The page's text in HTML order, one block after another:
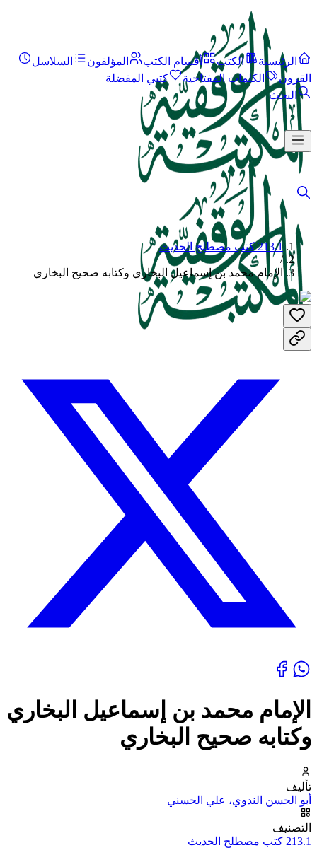
الرئيسية الكتب أقسام الكتب المؤلفون
السلاسل
القرون
الكلمات المفتاحية
كتبي المفضلة
البحث
213.1 كتب مصطلح الحديث
/
الإمام محمد بن إسماعيل البخاري وكتابه صحيح البخاري
الإمام محمد بن إسماعيل البخاري
وكتابه صحيح البخاري
تأليف
أبو الحسن الندوي، علي الحسني
التصنيف
213.1 كتب مصطلح الحديث